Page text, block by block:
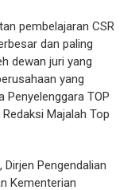
pembelajaran CSR
dan paling
dewan juri yang
yang
Penyelenggara TOP
Majalah Top
Pengendalian
Kementerian